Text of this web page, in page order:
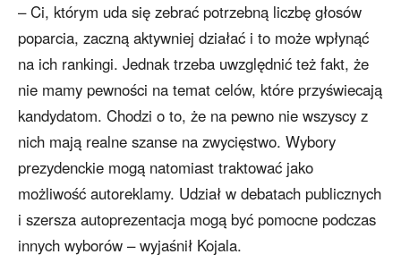
– Ci, którym uda się zebrać potrzebną liczbę głosów
poparcia, zaczną aktywniej działać i to może wpłynąć
na ich rankingi. Jednak trzeba uwzględnić też fakt, że
nie mamy pewności na temat celów, które przyświecają
kandydatom. Chodzi o to, że na pewno nie wszyscy z
nich mają realne szanse na zwycięstwo. Wybory
prezydenckie mogą natomiast traktować jako
możliwość autoreklamy. Udział w debatach publicznych
i szersza autoprezentacja mogą być pomocne podczas
innych wyborów – wyjaśnił Kojala.